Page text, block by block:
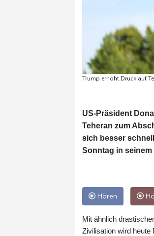
Trump erhöht Druck auf
US-Präsident
Teheran zum
sich besser
Sonntag in
Hören
Mit ähnlich
Zivilisation wird heute